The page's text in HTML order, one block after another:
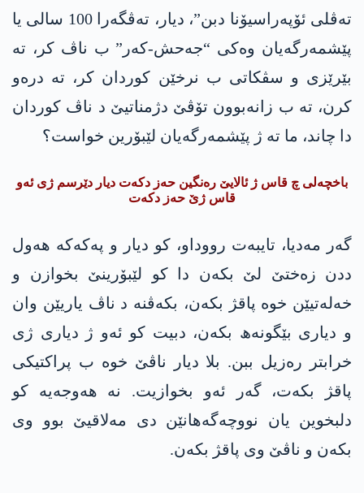
تەڤلی ئۆپەراسیۆنا دبن”، دیار، تەڤگەرا 100 سالی یا
پێشمەرگەیان وەکی “جەحش-کەر” ب ناڤ کر، تە
بێرێزی و سڤکاتی ب نرخێن کوردان کر، تە درەو
کرن، تە ب زانەبوون تۆڤێ دژمناتیێ د ناڤ کوردان
دا چاند، ما تە ژ پێشمەرگەیان لێبۆرین خواست؟
باخچەلی چ قاس ژ ئالایێ رەنگین حه‌ز دکەت دیار دێرسم ژی ئەو
قاس ژێ حه‌ز دکەت
گەر مەدیا، تایبه‌ت رووداو، کو دیار و په‌كه‌كه‌ ھەول
ددن زەختێ لێ بکه‌ن دا کو لێبۆرینێ بخوازن و
خەلەتیێن خوە پاقژ بکه‌ن، بکەڤنه د‌ ناڤ یاریێن وان
و دیاری بێگونەھ بکه‌ن، دبیت کو ئەو ژ دیاری ژی
خرابتر رەزیل ببن. بلا دیار ناڤێ خوە ب پراكتیکی
پاقژ بکەت، گەر ئەو بخوازیت. نە ھەوجەیە کو
دلبخوین یان نووچەگه‌هانێن دی مەلاقیێ بوو وی
بکه‌ن و ناڤێ وی پاقژ بکه‌ن.